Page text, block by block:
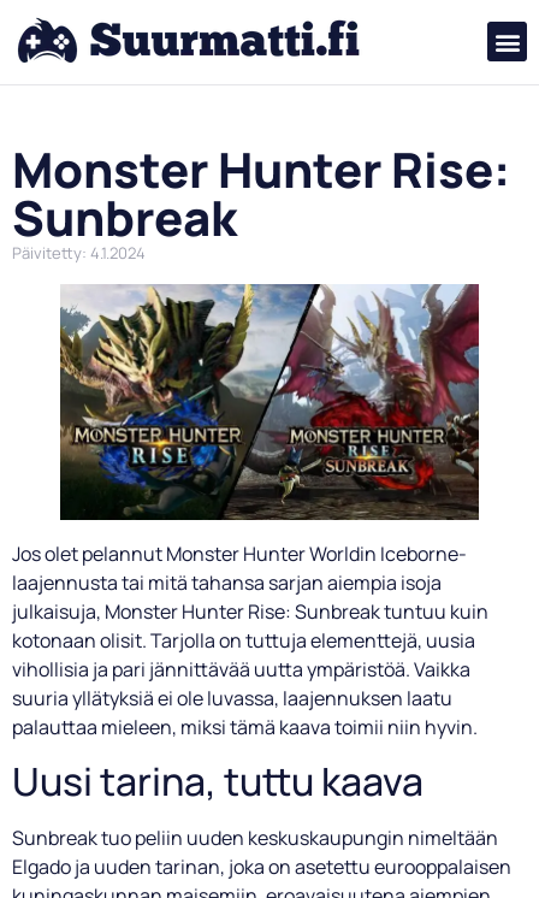
Monster Hunter Rise:
Sunbreak
Päivitetty: 4.1.2024
Jos olet pelannut Monster Hunter Worldin Iceborne-
laajennusta tai mitä tahansa sarjan aiempia isoja
julkaisuja, Monster Hunter Rise: Sunbreak tuntuu kuin
kotonaan olisit. Tarjolla on tuttuja elementtejä, uusia
vihollisia ja pari jännittävää uutta ympäristöä. Vaikka
suuria yllätyksiä ei ole luvassa, laajennuksen laatu
palauttaa mieleen, miksi tämä kaava toimii niin hyvin.
Uusi tarina, tuttu kaava
Sunbreak tuo peliin uuden keskuskaupungin nimeltään
Elgado ja uuden tarinan, joka on asetettu eurooppalaisen